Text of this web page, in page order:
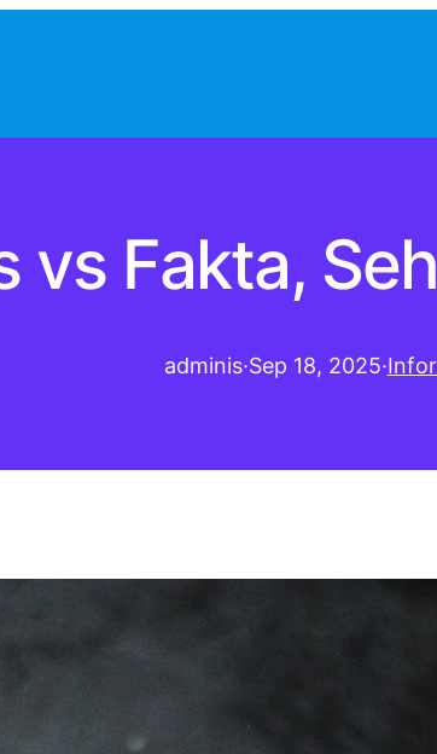
vs Fakta,
adminis·Sep 18, 2025·